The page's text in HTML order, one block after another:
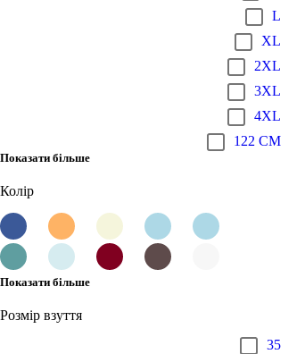
L
XL
2XL
3XL
4XL
122 CM
Показати більше
Колір
Показати більше
Розмір взуття
35